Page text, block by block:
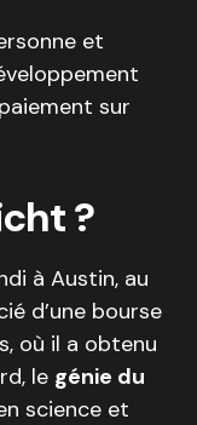
et
sur
?
à Austin, au
d’une bourse
où il a obtenu
le génie du
science et